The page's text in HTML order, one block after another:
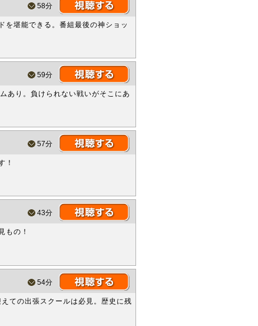
58分
を堪能できる。番組最後の神ショッ
59分
あり。負けられない戦いがそこにあ
57分
！
43分
もの！
54分
ての出張スクールは必見。歴史に残